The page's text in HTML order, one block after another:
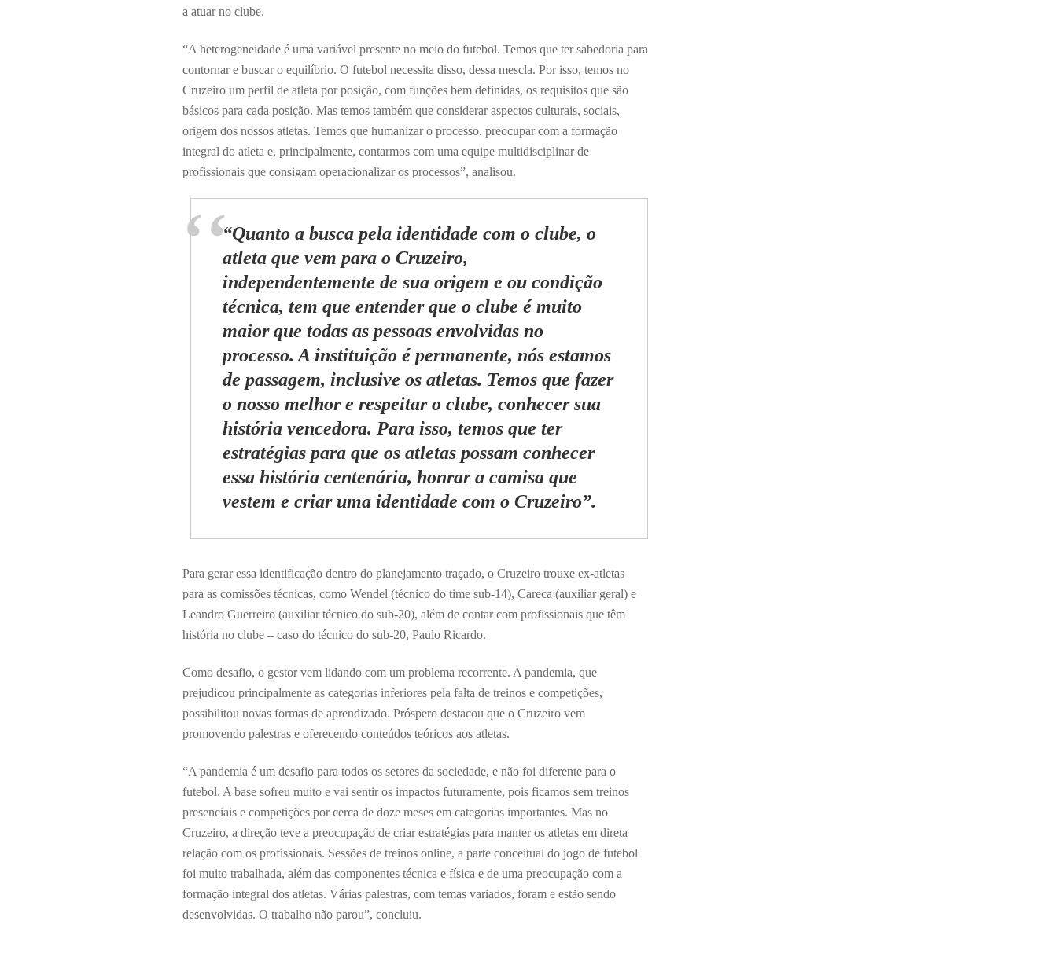
a atuar no clube.
“A heterogeneidade é uma variável presente no meio do futebol. Temos que ter sabedoria para
contornar e buscar o equilíbrio. O futebol necessita disso, dessa mescla. Por isso, temos no
Cruzeiro um perfil de atleta por posição, com funções bem definidas, os requisitos que são
básicos para cada posição. Mas temos também que considerar aspectos culturais, sociais,
origem dos nossos atletas. Temos que humanizar o processo. preocupar com a formação
integral do atleta e, principalmente, contarmos com uma equipe multidisciplinar de
profissionais que consigam operacionalizar os processos”, analisou.
“Quanto a busca pela identidade com o clube, o
atleta que vem para o Cruzeiro,
independentemente de sua origem e ou condição
técnica, tem que entender que o clube é muito
maior que todas as pessoas envolvidas no
processo. A instituição é permanente, nós estamos
de passagem, inclusive os atletas. Temos que fazer
o nosso melhor e respeitar o clube, conhecer sua
história vencedora. Para isso, temos que ter
estratégias para que os atletas possam conhecer
essa história centenária, honrar a camisa que
vestem e criar uma identidade com o Cruzeiro”.
Para gerar essa identificação dentro do planejamento traçado, o Cruzeiro trouxe ex-atletas
para as comissões técnicas, como Wendel (técnico do time sub-14), Careca (auxiliar geral) e
Leandro Guerreiro (auxiliar técnico do sub-20), além de contar com profissionais que têm
história no clube – caso do técnico do sub-20, Paulo Ricardo.
Como desafio, o gestor vem lidando com um problema recorrente. A pandemia, que
prejudicou principalmente as categorias inferiores pela falta de treinos e competições,
possibilitou novas formas de aprendizado. Próspero destacou que o Cruzeiro vem
promovendo palestras e oferecendo conteúdos teóricos aos atletas.
“A pandemia é um desafio para todos os setores da sociedade, e não foi diferente para o
futebol. A base sofreu muito e vai sentir os impactos futuramente, pois ficamos sem treinos
presenciais e competições por cerca de doze meses em categorias importantes. Mas no
Cruzeiro, a direção teve a preocupação de criar estratégias para manter os atletas em direta
relação com os profissionais. Sessões de treinos online, a parte conceitual do jogo de futebol
foi muito trabalhada, além das componentes técnica e física e de uma preocupação com a
formação integral dos atletas. Várias palestras, com temas variados, foram e estão sendo
desenvolvidas. O trabalho não parou”, concluiu.